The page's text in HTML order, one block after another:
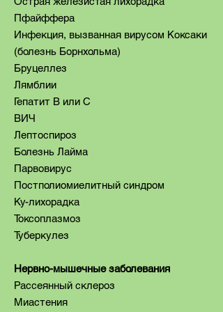
Пфайффера
Инфекция, вызванная вирусом Коксаки
(болезнь Борнхольма)
Бруцеллез
Лямблии
Гепатит В или С
ВИЧ
Лептоспироз
Болезнь Лайма
Парвовирус
Постполиомиелитный синдром
Ку-лихорадка
Токсоплазмоз
Туберкулез
Нервно-мышечные заболевания
Рассеянный склероз
Миастения